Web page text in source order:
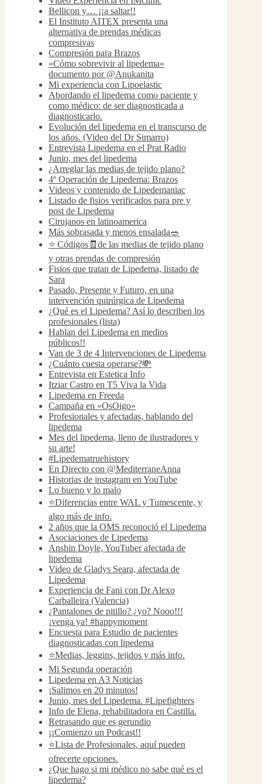
Bellicon y… ¡¡a saltar!!
El Instituto AITEX presenta una
alternativa de prendas médicas
compresivas
Compresión para Brazos
«Cómo sobrevivir al lipedema»
documento por @Anukanita
Mi experiencia con Lipoelastic
Abordando el lipedema como paciente y
como médico: de ser diagnosticada a
diagnosticarlo.
Evolución del lipedema en el transcurso de
los años. (Video del Dr Simarro)
Entrevista Lipedema en el Prat Radio
Junio, mes del lipedema
¿Arreglar las medias de tejido plano?
4º Operación de Lipedema: Brazos
Videos y contenido de Lipedemaniac
Listado de fisios verificados para pre y
post de Lipedema
Cirujanos en latinoamerica
Más sobrasada y menos ensalada🥗
⭐️ Códigos🧾de las medias de tejido plano
y otras prendas de compresión
Fisios que tratan de Lipedema, listado de
Sara
Pasado, Presente y Futuro, en una
intervención quirúrgica de Lipedema
¿Qué es el Lipedema? Así lo describen los
profesionales (lista)
Hablan del Lipedema en medios
públicos!!
Van de 3 de 4 Intervenciones de Lipedema
¿Cuánto cuesta operarse?💸
Entrevista en Estetica Info
Itziar Castro en T5 Viva la Vida
Lipedema en Freeda
Campaña en «OsOigo»
Profesionales y afectadas, hablando del
lipedema
Mes del lipedema, lleno de ilustradores y
su arte!
#Lipedematruehistory
En Directo con @MediterraneAnna
Historias de instagram en YouTube
Lo bueno y lo malo
⭐️Diferencias entre WAL y Tumescente, y
algo más de info.
2 años que la OMS reconoció el Lipedema
Asociaciones de Lipedema
Anshin Doyle, YouTuber afectada de
lipedema
Video de Gladys Seara, afectada de
Lipedema
Experiencia de Fani con Dr Alexo
Carballeira (Valencia)
¿Pantalones de pitillo? ¿yo? Nooo!!!
¡venga ya! #happymoment
Encuesta para Estudio de pacientes
diagnosticadas con lipedema
⭐️Medias, leggins, tejidos y más info.
Mi Segunda operación
Lipedema en A3 Noticias
¡Salimos en 20 minutos!
Junio, mes del Lipedema. #Lipefighters
Info de Elena, rehabilitadora en Castilla.
Retrasando que es gerundio
¡¡Comienzo un Podcast!!
⭐Lista de Profesionales, aquí pueden
ofrecerte opciones.
¿Que hago si mi médico no sabe qué es el
lipedema?